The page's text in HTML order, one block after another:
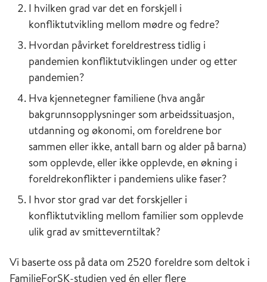
I hvilken grad var det en forskjell i
konfliktutvikling mellom mødre og fedre?
Hvordan påvirket foreldrestress tidlig i
pandemien konfliktutviklingen under og etter
pandemien?
Hva kjennetegner familiene (hva angår
bakgrunnsopplysninger som arbeidssituasjon,
utdanning og økonomi, om foreldrene bor
sammen eller ikke, antall barn og alder på barna)
som opplevde, eller ikke opplevde, en økning i
foreldrekonflikter i pandemiens ulike faser?
I hvor stor grad var det forskjeller i
konfliktutvikling mellom familier som opplevde
ulik grad av smitteverntiltak?
Vi baserte oss på data om 2520 foreldre som deltok i
FamilieForSK-studien ved én eller flere